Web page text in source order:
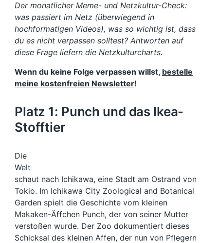
Der monatlicher Meme- und Netzkultur-Check:
was passiert im Netz (überwiegend in
hochformatigen Videos), was so wichtig ist, dass
du es nicht verpassen solltest? Antworten auf
diese Frage liefern die Netzkulturcharts.
Wenn du keine Folge verpassen willst, bestelle
meine kostenfreien Newsletter!
Platz 1: Punch und das Ikea-
Stofftier
Die
Welt
schaut nach Ichikawa, eine Stadt am Ostrand von
Tokio. Im Ichikawa City Zoological and Botanical
Garden spielt die Geschichte vom kleinen
Makaken-Äffchen Punch, der von seiner Mutter
verstoßen wurde. Der Zoo dokumentiert dieses
Schicksal des kleinen Affen, der nun von Pflegern